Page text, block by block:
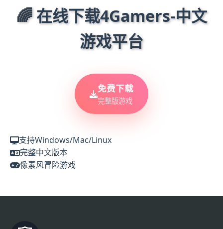
🌈 在线下载4Gamers-中文
游戏平台
免费下载
完整版游戏
支持Windows/Mac/Linux
完整中文版本
像素风冒险游戏